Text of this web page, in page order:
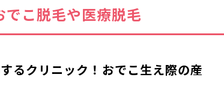
こ脱毛や医療脱毛
るクリニック！おでこ生え際の産